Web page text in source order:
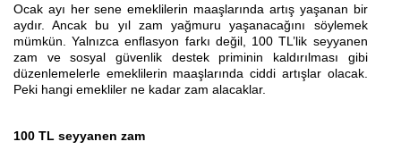
Ocak ayı her sene emeklilerin maaşlarında artış yaşanan bir
aydır. Ancak bu yıl zam yağmuru yaşanacağını söylemek
mümkün. Yalnızca enflasyon farkı değil, 100 TL’lik seyyanen
zam ve sosyal güvenlik destek priminin kaldırılması gibi
düzenlemelerle emeklilerin maaşlarında ciddi artışlar olacak.
Peki hangi emekliler ne kadar zam alacaklar.
100 TL seyyanen zam